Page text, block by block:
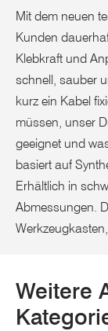
Mit dem neuen
Kunden
Klebkraft und
schnell, sauber
kurz ein Kabel
müssen, unser
geeignet und
basiert auf
Erhältlich in
Abmessungen.
Weitere